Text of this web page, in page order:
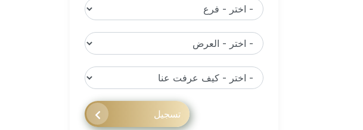
تسجيل